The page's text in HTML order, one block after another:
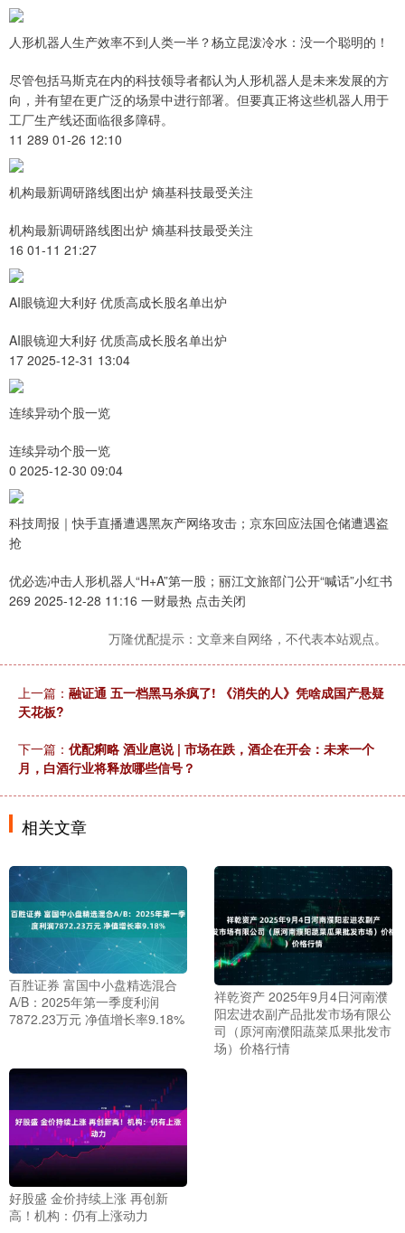
人形机器人生产效率不到人类一半？杨立昆泼冷水：没一个聪明的！
尽管包括马斯克在内的科技领导者都认为人形机器人是未来发展的方
向，并有望在更广泛的场景中进行部署。但要真正将这些机器人用于
工厂生产线还面临很多障碍。
11 289 01-26 12:10
机构最新调研路线图出炉 熵基科技最受关注
机构最新调研路线图出炉 熵基科技最受关注
16 01-11 21:27
AI眼镜迎大利好 优质高成长股名单出炉
AI眼镜迎大利好 优质高成长股名单出炉
17 2025-12-31 13:04
连续异动个股一览
连续异动个股一览
0 2025-12-30 09:04
科技周报｜快手直播遭遇黑灰产网络攻击；京东回应法国仓储遭遇盗
抢
优必选冲击人形机器人“H+A”第一股；丽江文旅部门公开“喊话”小红书
269 2025-12-28 11:16 一财最热 点击关闭
万隆优配提示：文章来自网络，不代表本站观点。
上一篇： 融证通 五一档黑马杀疯了! 《消失的人》凭啥成国产悬疑
天花板?
下一篇： 优配痢略 酒业扈说 | 市场在跌，酒企在开会：未来一个
月，白酒行业将释放哪些信号？
相关文章
百胜证券 富国中小盘精选混合
A/B：2025年第一季度利润
7872.23万元 净值增长率9.18%
祥乾资产 2025年9月4日河南濮
阳宏进农副产品批发市场有限公
司（原河南濮阳蔬菜瓜果批发市
场）价格行情
好股盛 金价持续上涨 再创新
高！机构：仍有上涨动力